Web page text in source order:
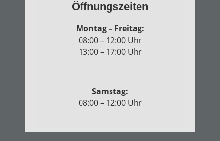
Öffnungszeiten
Montag – Freitag:
08:00 – 12:00 Uhr
13:00 – 17:00 Uhr
Samstag:
08:00 – 12:00 Uhr